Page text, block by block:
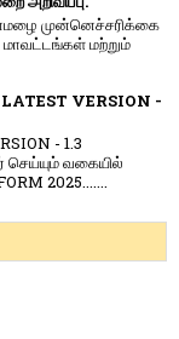
முன்னெச்சரிக்கை
மாவட்டங்கள் மற்றும்
VERSION -
- 1.3
செய்யும் வகையில்
2025.......